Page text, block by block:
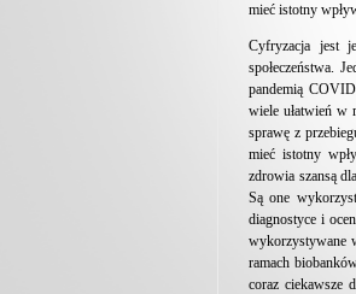
mieć istotny
Cyfryzacja jest
społeczeństwa.
pandemią
wiele ułatwień w
sprawę z
mieć istotny
zdrowia szansą
Są one
diagnostyce i
wykorzystywane
ramach
coraz ciekawsze